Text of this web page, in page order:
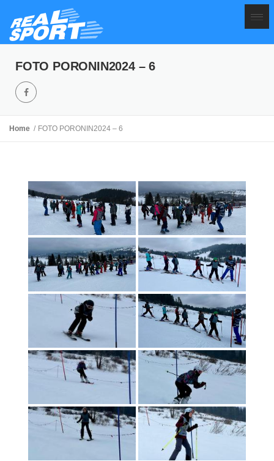
FOTO PORONIN2024 – 6
Home FOTO PORONIN2024 – 6